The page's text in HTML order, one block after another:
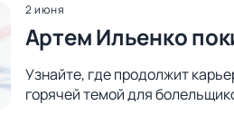
2 июня
Артем Ильенко
Узнайте, где продолжит
горячей темой для